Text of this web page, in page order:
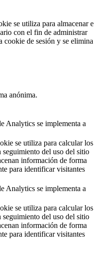
se utiliza para almacenar e
con el fin de administrar
cookie de sesión y se elimina
anónima.
Analytics se implementa a
se utiliza para calcular los
seguimiento del uso del sitio
información de forma
para identificar visitantes
Analytics se implementa a
se utiliza para calcular los
seguimiento del uso del sitio
información de forma
para identificar visitantes